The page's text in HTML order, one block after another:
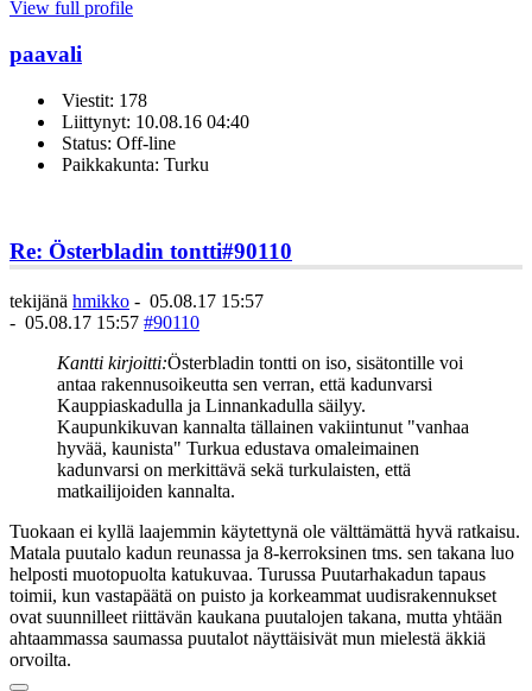
View full profile
paavali
Viestit: 178
Liittynyt: 10.08.16 04:40
Status: Off-line
Paikkakunta: Turku
Re: Österbladin tontti#90110
tekijänä hmikko - 05.08.17 15:57
- 05.08.17 15:57 #90110
Kantti kirjoitti:Österbladin tontti on iso, sisätontille voi
antaa rakennusoikeutta sen verran, että kadunvarsi
Kauppiaskadulla ja Linnankadulla säilyy.
Kaupunkikuvan kannalta tällainen vakiintunut "vanhaa
hyvää, kaunista" Turkua edustava omaleimainen
kadunvarsi on merkittävä sekä turkulaisten, että
matkailijoiden kannalta.
Tuokaan ei kyllä laajemmin käytettynä ole välttämättä hyvä ratkaisu.
Matala puutalo kadun reunassa ja 8-kerroksinen tms. sen takana luo
helposti muotopuolta katukuvaa. Turussa Puutarhakadun tapaus
toimii, kun vastapäätä on puisto ja korkeammat uudisrakennukset
ovat suunnilleet riittävän kaukana puutalojen takana, mutta yhtään
ahtaammassa saumassa puutalot näyttäisivät mun mielestä äkkiä
orvoilta.